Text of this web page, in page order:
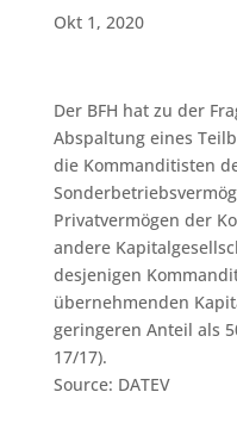
Okt 1, 2020
Der BFH hat zu der
Abspaltung eines
die Kommanditisten
Privatvermögen der
andere
desjenigen
übernehmenden
geringeren Anteil als
17/17).
Source: DATEV